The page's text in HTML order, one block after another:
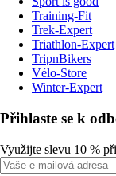
Training-Fit
Trek-Expert
Triathlon-Expert
TripnBikers
Vélo-Store
Winter-Expert
Přihlaste se k
Využijte slevu 10 %